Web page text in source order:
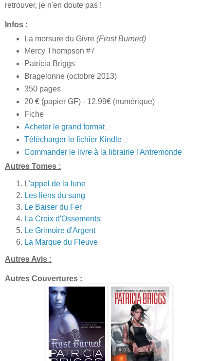
retrouver, je n'en doute pas !
Infos :
La morsure du Givre (Frost Burned)
Mercy Thompson #7
Patricia Briggs
Bragelonne (octobre 2013)
350 pages
20 € (papier GF) - 12.99€ (numérique)
Fiche
Acheter le grand format
Télécharger le fichier Kindle
Commander le livre à la librairie l'Antremonde
Autres Tomes :
L'appel de la lune
Les liens du sang
Le Baiser du Fer
La Croix d'Ossements
Le Grimoire d'Argent
La Marque du Fleuve
Autres Avis :
Autres Couvertures :